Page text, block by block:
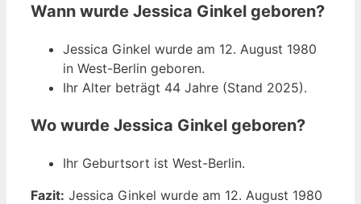
Wann wurde Jessica Ginkel geboren?
Jessica Ginkel wurde am 12. August 1980
in West-Berlin geboren.
Ihr Alter beträgt 44 Jahre (Stand 2025).
Wo wurde Jessica Ginkel geboren?
Ihr Geburtsort ist West-Berlin.
Fazit: Jessica Ginkel wurde am 12. August 1980